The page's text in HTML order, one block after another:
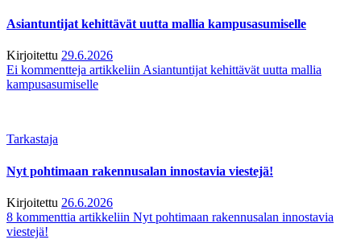
Asiantuntijat kehittävät uutta mallia kampusasumiselle
Kirjoitettu 29.6.2026
Ei kommentteja artikkeliin Asiantuntijat kehittävät uutta mallia
kampusasumiselle
Tarkastaja
Nyt pohtimaan rakennusalan innostavia viestejä!
Kirjoitettu 26.6.2026
8 kommenttia artikkeliin Nyt pohtimaan rakennusalan innostavia
viestejä!